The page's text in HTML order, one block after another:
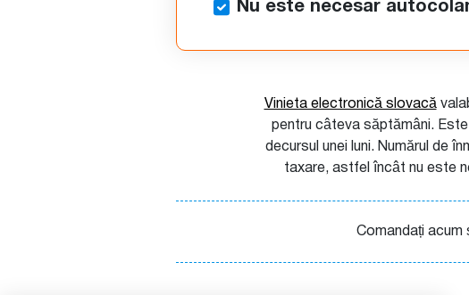
Nu este necesar
Vinieta electronică slovacă
pentru câteva săptămâni.
decursul unei luni. Numărul de
taxare, astfel încât nu este
Comandați acum